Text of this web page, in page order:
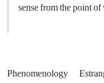
sense from the point
Phenomenology